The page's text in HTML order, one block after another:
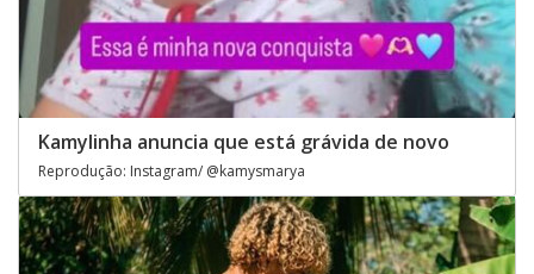
Kamylinha anuncia que está grávida de novo
Reprodução: Instagram/ @kamysmarya